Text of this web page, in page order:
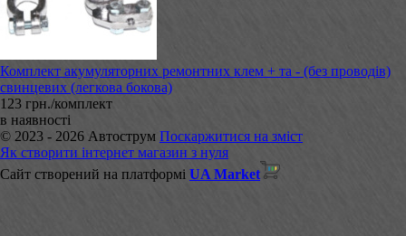
Комплект акумуляторних ремонтних клем + та - (без проводів)
свинцевих (легкова бокова)
123 грн./комплект
в наявності
© 2023 - 2026 Автострум Поскаржитися на зміст
Як створити інтернет магазин з нуля
Сайт створений на платформі UA Market